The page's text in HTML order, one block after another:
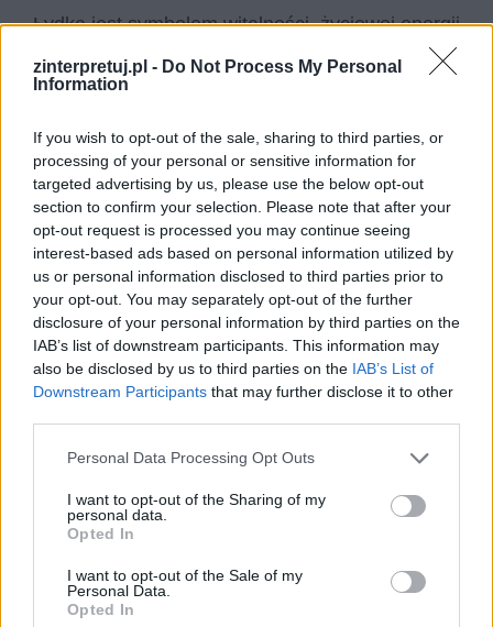
zinterpretuj.pl - Do Not Process My Personal
Information
If you wish to opt-out of the sale, sharing to third parties, or
processing of your personal or sensitive information for
targeted advertising by us, please use the below opt-out
section to confirm your selection. Please note that after your
opt-out request is processed you may continue seeing
interest-based ads based on personal information utilized by
us or personal information disclosed to third parties prior to
your opt-out. You may separately opt-out of the further
disclosure of your personal information by third parties on the
IAB’s list of downstream participants. This information may
also be disclosed by us to third parties on the IAB’s List of
Downstream Participants that may further disclose it to other
Personal Data Processing Opt Outs
I want to opt-out of the Sharing of my
personal data.
Opted In
I want to opt-out of the Sale of my
Personal Data.
Opted In
Łydka jest symbolem witalności, życiowej energii
kanalizującej się głównie w potrzebach
seksualnych człowieka. Jej symboliczną
Młodziaków. Cała rodzina pozuje na bardzo
nowoczesną w kwestiach światopoglądowych i
obyczajowych, wielką wagę przywiązują w życiu
również do sportu. Płciowość człowieka nie jest
w tym domu tematem tabu, rodzice wręcz
zachęcają młodą i piękną córkę do pożycia, a
nawet do posiadania dziecka, najlepiej
nieślubnego, gdyż jest to jeszcze
nowocześniejsze, jeszcze bardziej łamie
konserwatywne schematy, którymi Młodziakowie
gardzą. Łydka sama w sobie rzadko wymieniana
jej w ten sposób jest tak charakterystyczne dla
Gombrowicza. Człowiek więc jest tu
rozpatrywany jako istota, której motywacją w
głównej mierze jest fizjologia i popęd seksualny.